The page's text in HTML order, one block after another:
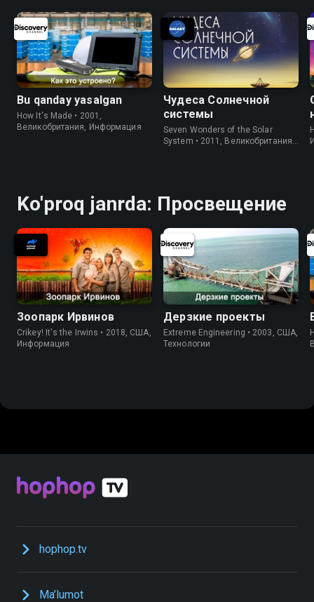
Bu qanday yasalgan
How It's Made • 2001,
Великобритания, Информация
Чудеса Солнечной
системы
Seven Wonders of the Solar
System • 2011, Великобритания,
Ko'proq janrda: Просвещение
Зоопарк Ирвинов
Crikey! It's the Irwins • 2018, США,
Информация
Дерзкие проекты
Extreme Engineering • 2003, США,
Технологии
hophop.tv
Ma’lumot